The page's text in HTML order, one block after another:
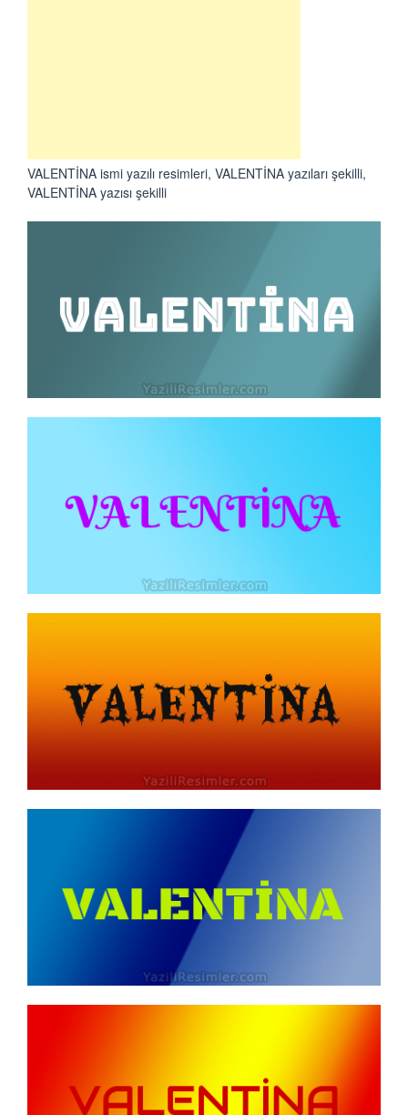
VALENTİNA ismi yazılı resimleri, VALENTİNA yazıları şekilli,
VALENTİNA yazısı şekilli